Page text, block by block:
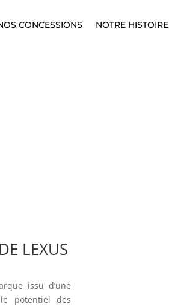
CONCESSIONS NOTRE HISTOIRE
LEXUS
issu d’une
potentiel des